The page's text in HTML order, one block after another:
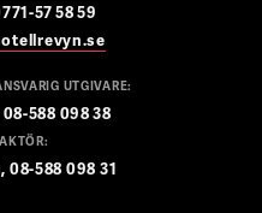
57 58 59
UTGIVARE:
588 098 38
588 098 31